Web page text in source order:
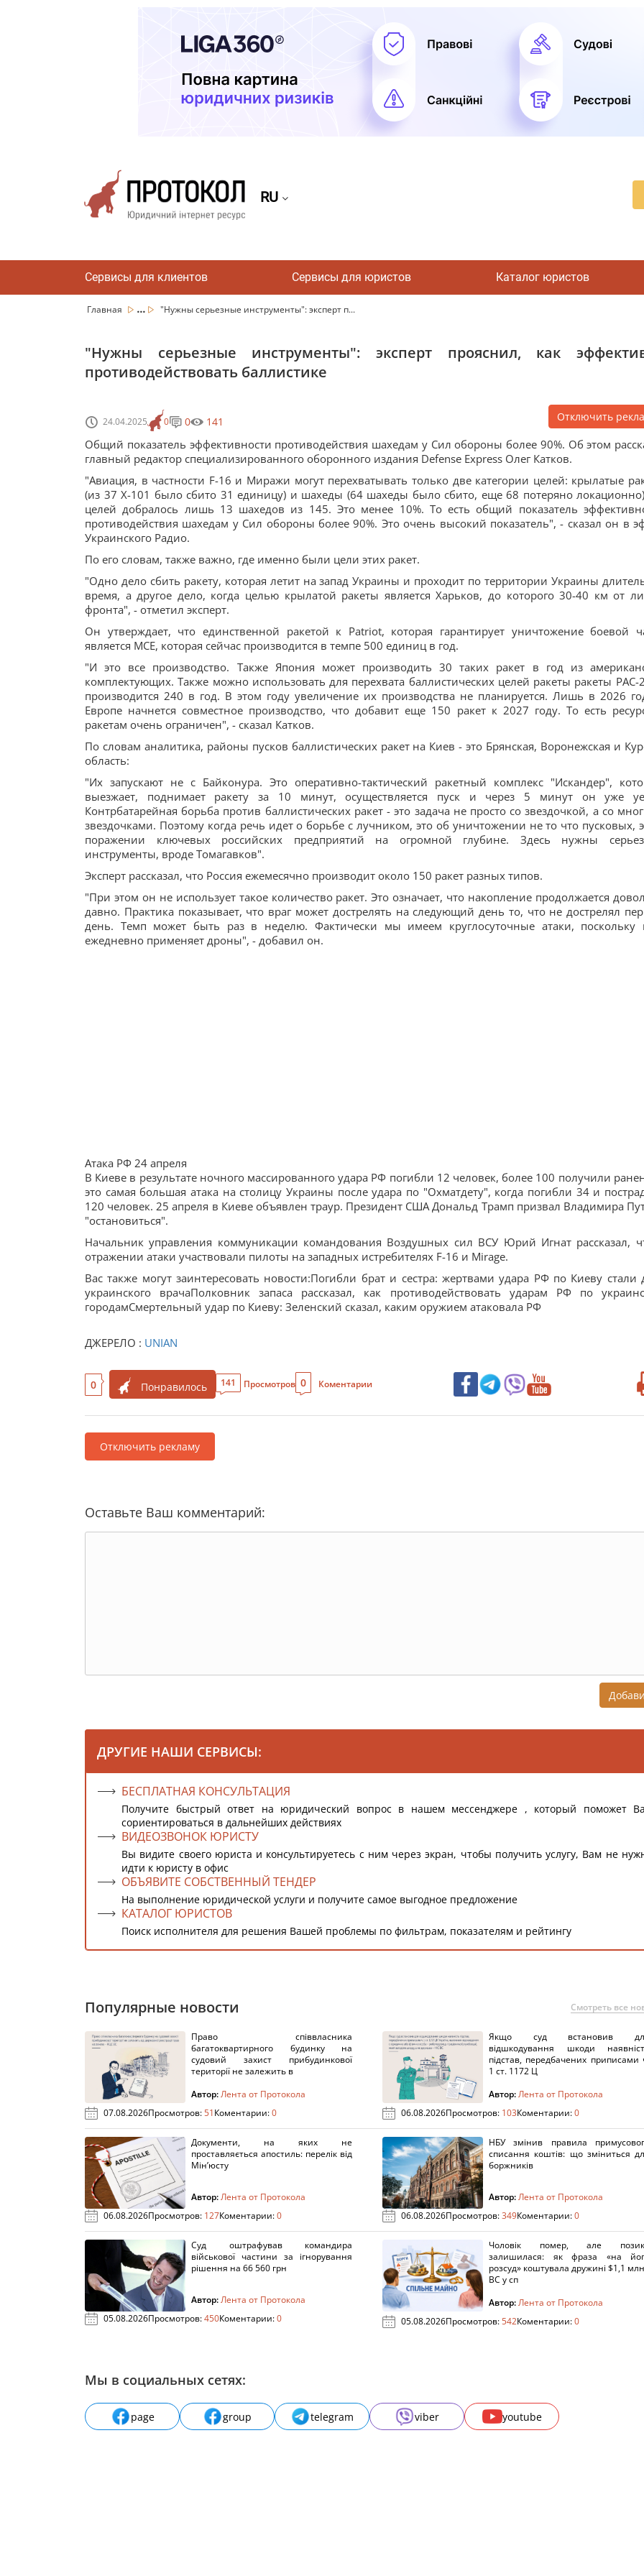
RU
Сервисы для клиентов Сервисы для юристов Каталог юристов
Главная ... "Нужны серьезные инструменты": эксперт п...
"Нужны серьезные инструменты": эксперт прояснил, как
противодействовать баллистике
24.04.2025 0 0 141 Отключить
Общий показатель эффективности противодействия шахедам у Сил обороны более 90%. Об этом
главный редактор специализированного оборонного издания Defense Express Олег Катков.
"Авиация, в частности F-16 и Миражи могут перехватывать только две категории целей: крылатые
(из 37 Х-101 было сбито 31 единицу) и шахеды (64 шахеды было сбито, еще 68 потеряно
целей добралось лишь 13 шахедов из 145. Это менее 10%. То есть общий показатель
противодействия шахедам у Сил обороны более 90%. Это очень высокий показатель", - сказал он в
Украинского Радио.
По его словам, также важно, где именно были цели этих ракет.
"Одно дело сбить ракету, которая летит на запад Украины и проходит по территории Украины
время, а другое дело, когда целью крылатой ракеты является Харьков, до которого 30-40 км от
фронта", - отметил эксперт.
Он утверждает, что единственной ракетой к Patriot, которая гарантирует уничтожение боевой
является MCE, которая сейчас производится в темпе 500 единиц в год.
"И это все производство. Также Япония может производить 30 таких ракет в год из
комплектующих. Также можно использовать для перехвата баллистических целей ракеты ракеты PAC-
производится 240 в год. В этом году увеличение их производства не планируется. Лишь в 2026
Европе начнется совместное производство, что добавит еще 150 ракет к 2027 году. То есть
ракетам очень ограничен", - сказал Катков.
По словам аналитика, районы пусков баллистических ракет на Киев - это Брянская, Воронежская и
область:
"Их запускают не с Байконура. Это оперативно-тактический ракетный комплекс "Искандер",
выезжает, поднимает ракету за 10 минут, осуществляется пуск и через 5 минут он уже
Контрбатарейная борьба против баллистических ракет - это задача не просто со звездочкой, а со
звездочками. Поэтому когда речь идет о борьбе с лучником, это об уничтожении не то что пусковых,
поражении ключевых российских предприятий на огромной глубине. Здесь нужны
инструменты, вроде Томагавков".
Эксперт рассказал, что Россия ежемесячно производит около 150 ракет разных типов.
"При этом он не использует такое количество ракет. Это означает, что накопление продолжается
давно. Практика показывает, что враг может дострелять на следующий день то, что не дострелял
день. Темп может быть раз в неделю. Фактически мы имеем круглосуточные атаки, поскольку
ежедневно применяет дроны", - добавил он.
Атака РФ 24 апреля
В Киеве в результате ночного массированного удара РФ погибли 12 человек, более 100 получили
это самая большая атака на столицу Украины после удара по "Охматдету", когда погибли 34 и
120 человек. 25 апреля в Киеве объявлен траур. Президент США Дональд Трамп призвал Владимира
"остановиться".
Начальник управления коммуникации командования Воздушных сил ВСУ Юрий Игнат рассказал,
отражении атаки участвовали пилоты на западных истребителях F-16 и Mirage.
Вас также могут заинтересовать новости:Погибли брат и сестра: жертвами удара РФ по Киеву стали
украинского врачаПолковник запаса рассказал, как противодействовать ударам РФ по
городамСмертельный удар по Киеву: Зеленский сказал, каким оружием атаковала РФ
ДЖЕРЕЛО : UNIAN
0 Понравилось 141 Просмотров 0 Коментарии
Отключить рекламу
Оставьте Ваш комментарий:
ДРУГИЕ НАШИ СЕРВИСЫ:
БЕСПЛАТНАЯ КОНСУЛЬТАЦИЯ
Получите быстрый ответ на юридический вопрос в нашем мессенджере , который поможет
сориентироваться в дальнейших действиях
ВИДЕОЗВОНОК ЮРИСТУ
Вы видите своего юриста и консультируетесь с ним через экран, чтобы получить услугу, Вам не
идти к юристу в офис
ОБЪЯВИТЕ СОБСТВЕННЫЙ ТЕНДЕР
На выполнение юридической услуги и получите самое выгодное предложение
КАТАЛОГ ЮРИСТОВ
Поиск исполнителя для решения Вашей проблемы по фильтрам, показателям и рейтингу
Популярные новости Смотреть все
Право співвласника
багатоквартирного будинку на
судовий захист прибудинкової
території не залежить в
Автор:Лента от Протокола
07.08.2026Просмотров:51Коментарии:0
Якщо суд встановив
відшкодування шкоди
підстав, передбачених приписами
1 ст. 1172 Ц
Автор:Лента от Протокола
06.08.2026Просмотров: 103Коментарии:0
Документи, на яких не
проставляється апостиль: перелік від
Мін’юсту
Автор:Лента от Протокола
06.08.2026Просмотров: 127Коментарии:0
НБУ змінив правила
списання коштів: що зміниться
боржників
Автор:Лента от Протокола
06.08.2026Просмотров:349Коментарии:0
Суд оштрафував командира
військової частини за ігнорування
рішення на 66 560 грн
Автор:Лента от Протокола
05.08.2026Просмотров:450Коментарии:0
Чоловік помер, але
залишилася: як фраза «на
розсуд» коштувала дружині $1,1
ВС у сп
Автор:Лента от Протокола
05.08.2026Просмотров:542Коментарии:0
Мы в социальных сетях:
page group telegram viber youtube